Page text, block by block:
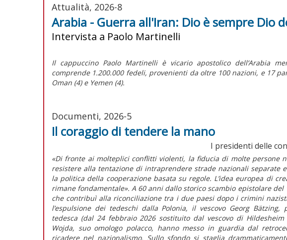
Attualità, 2026-8
Arabia - Guerra all'Iran: Dio è sempre Dio
Intervista a Paolo Martinelli
Il cappuccino Paolo Martinelli è vicario apostolico dell’Arabia
comprende 1.200.000 fedeli, provenienti da oltre 100 nazioni, e 17
Oman (4) e Yemen (4).
Documenti, 2026-5
Il coraggio di tendere la mano
I presidenti delle
«Di fronte ai molteplici conflitti violenti, la fiducia di molte persone
resistere alla tentazione di intraprendere strade nazionali separate
la politica della cooperazione basata su regole. L’idea europea di
rimane fondamentale». A 60 anni dallo storico scambio epistolare del
che contribuì alla riconciliazione tra i due paesi dopo i crimini
l’espulsione dei tedeschi dalla Polonia, il vescovo Georg Bätzing,
tedesca (dal 24 febbraio 2026 sostituito dal vescovo di Hildesheim
Wojda, suo omologo polacco, hanno messo in guardia dal
ricadere nel nazionalismo. Sullo sfondo si staglia